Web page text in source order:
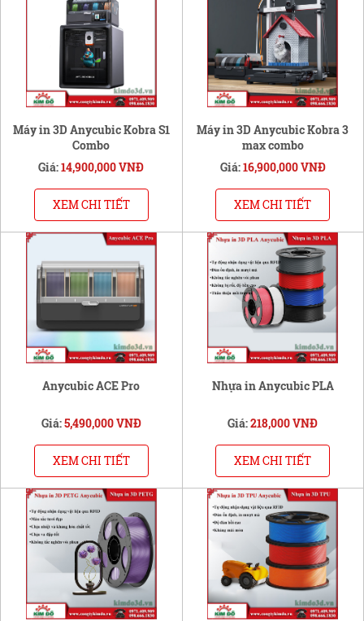
Máy in 3D Anycubic Kobra S1
Combo
Giá:14,900,000 VNĐ
XEM CHI TIẾT
Máy in 3D Anycubic Kobra 3
max combo
Giá:16,900,000 VNĐ
XEM CHI TIẾT
Anycubic ACE Pro
Giá:5,490,000 VNĐ
XEM CHI TIẾT
Nhựa in Anycubic PLA
Giá:218,000 VNĐ
XEM CHI TIẾT